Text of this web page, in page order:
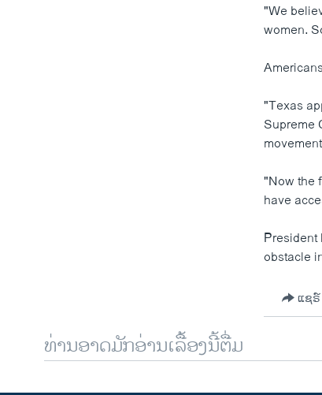
"We
women.
"Texas
Supreme
"Now the
have
obstacle
ແຊຣ໌
ທ່ານອາດມັກອ່ານເລື້ອງນີ້ຕື່ມ